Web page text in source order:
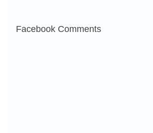
Facebook Comments